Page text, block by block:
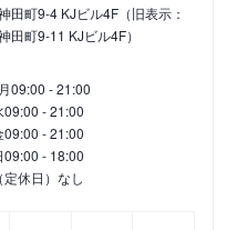
田町9-4 KJビル4F（旧表示：
田町9-11 KJビル4F）
月09:00 - 21:00
09:00 - 21:00
09:00 - 21:00
09:00 - 18:00
（定休日）なし